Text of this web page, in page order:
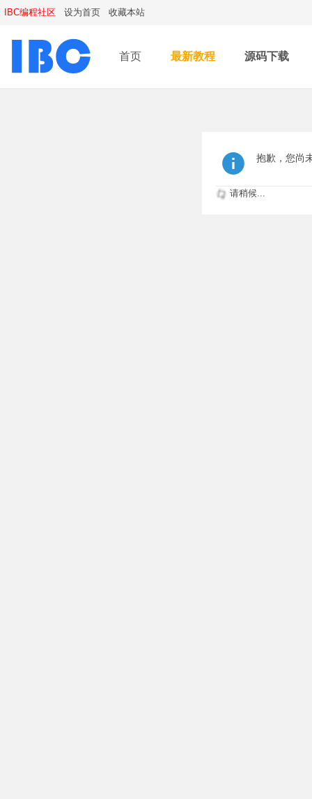
IBC编程社区 设为首页 收藏本站
首页 最新教程 源码下载
抱歉，您尚
请稍候...